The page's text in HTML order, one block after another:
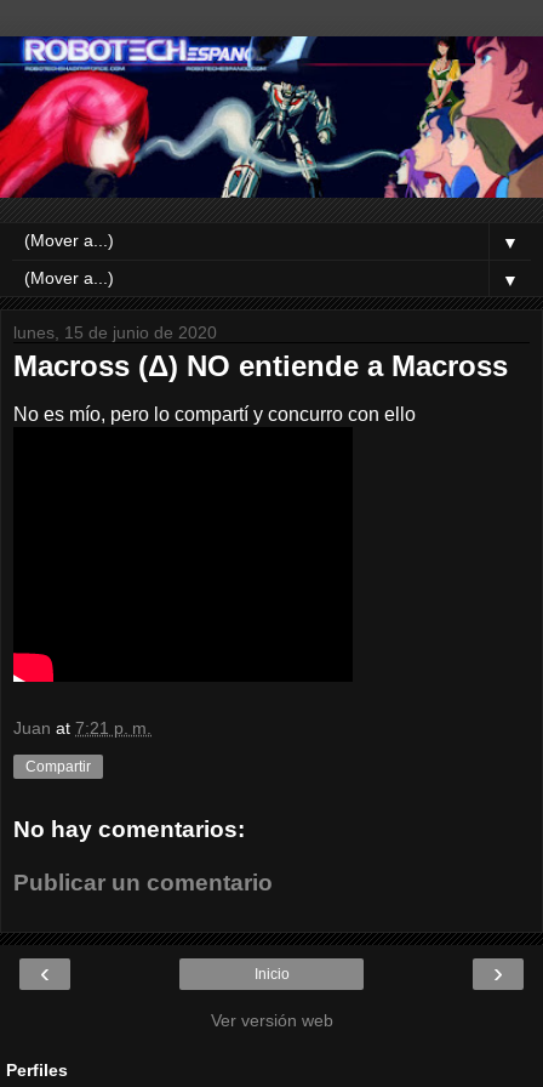
▼
▼
lunes, 15 de junio de 2020
Macross (Δ) NO entiende a Macross
No es mío, pero lo compartí y concurro con ello
Juan at 7:21 p. m.
Compartir
No hay comentarios:
Publicar un comentario
‹ ›
Inicio
Ver versión web
Perfiles